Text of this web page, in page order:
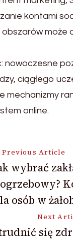
kontami
może
nowoczesne
ciągłego
mechanizmy
online.
Previous Article
wybrać
osób w
Next
się